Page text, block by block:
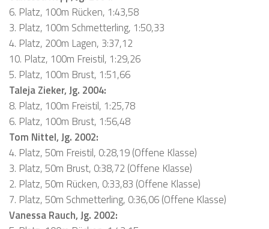
6. Platz, 100m Rücken, 1:43,58
3. Platz, 100m Schmetterling, 1:50,33
4. Platz, 200m Lagen, 3:37,12
10. Platz, 100m Freistil, 1:29,26
5. Platz, 100m Brust, 1:51,66
Taleja Zieker, Jg. 2004:
8. Platz, 100m Freistil, 1:25,78
6. Platz, 100m Brust, 1:56,48
Tom Nittel, Jg. 2002:
4. Platz, 50m Freistil, 0:28,19 (Offene Klasse)
3. Platz, 50m Brust, 0:38,72 (Offene Klasse)
2. Platz, 50m Rücken, 0:33,83 (Offene Klasse)
7. Platz, 50m Schmetterling, 0:36,06 (Offene Klasse)
Vanessa Rauch, Jg. 2002: